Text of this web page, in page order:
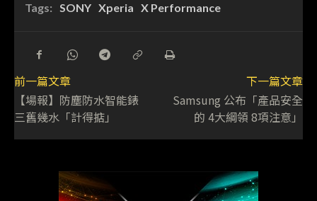
Tags: SONY Xperia X Performance
前一篇文章
【場報】防塵防水智能錶
三舊幾水「計得掂」
下一篇文章
Samsung 公布「產品安全
的 4大綱領 8項注意」